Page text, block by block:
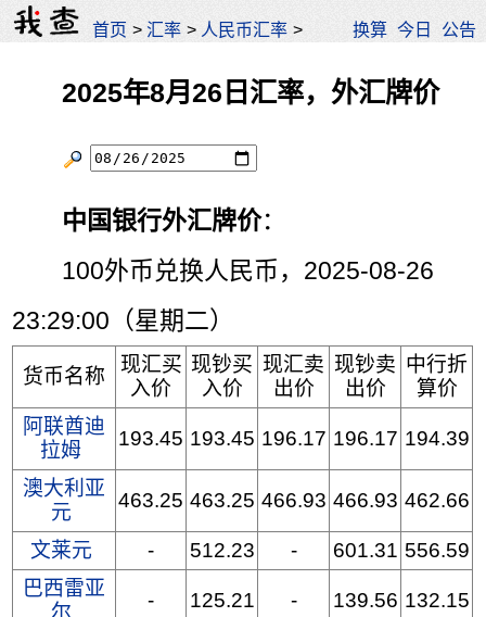
首页 >汇率 > 人民币汇率 > 换算 今日 公告
2025年8月26日汇率，外汇牌价
中国银行外汇牌价：
100外币兑换人民币，2025-08-26
23:29:00（星期二）
货币名称
现汇买
入价
现钞买
入价
现汇卖
出价
现钞卖
出价
中行折
算价
阿联酋迪
拉姆
193.45 193.45 196.17 196.17 194.39
澳大利亚
元
463.25 463.25 466.93 466.93 462.66
文莱元 - 512.23 - 601.31 556.59
巴西雷亚
- 125.21 - 139.56 132.15